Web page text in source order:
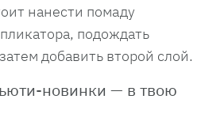
нанести помаду
подождать
добавить второй слой.
новинки — в твою